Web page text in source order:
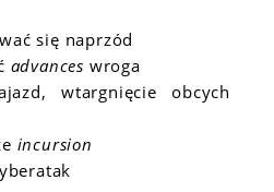
się naprzód
advances wroga
wtargnięcie obcych
incursion